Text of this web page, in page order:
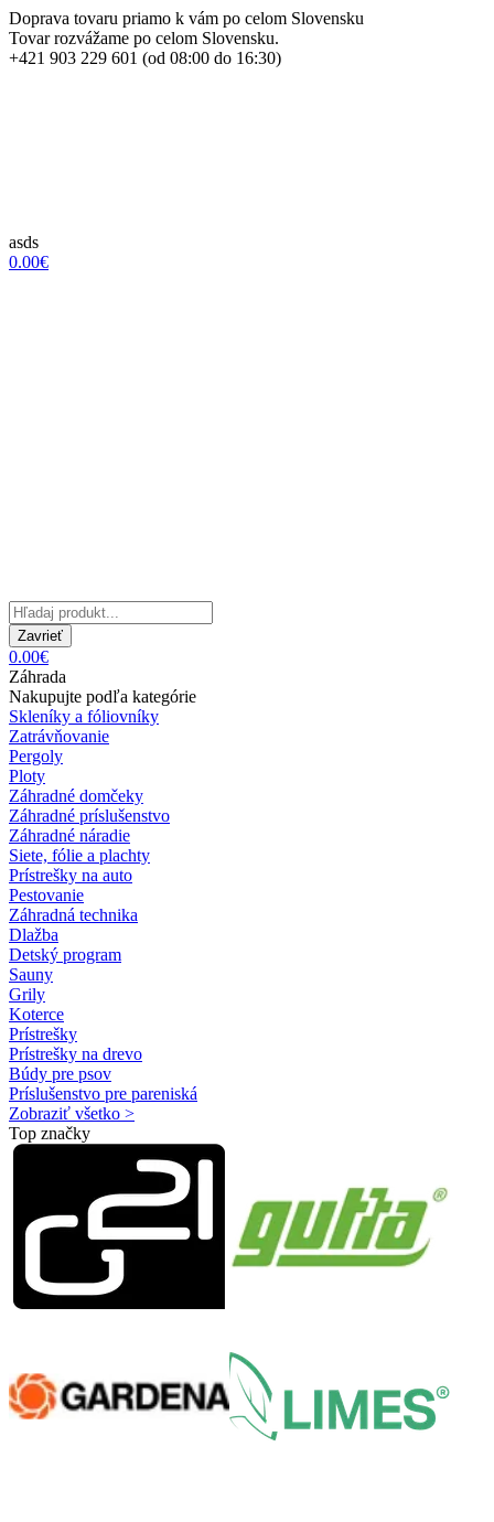
Doprava tovaru priamo k vám po celom Slovensku
Tovar rozvážame po celom Slovensku.
+421 903 229 601 (od 08:00 do 16:30)
asds
0.00€
Zavrieť
0.00€
Záhrada
Nakupujte podľa kategórie
Skleníky a fóliovníky
Zatrávňovanie
Pergoly
Ploty
Záhradné domčeky
Záhradné príslušenstvo
Záhradné náradie
Siete, fólie a plachty
Prístrešky na auto
Pestovanie
Záhradná technika
Dlažba
Detský program
Sauny
Grily
Koterce
Prístrešky
Prístrešky na drevo
Búdy pre psov
Príslušenstvo pre pareniská
Zobraziť všetko >
Top značky